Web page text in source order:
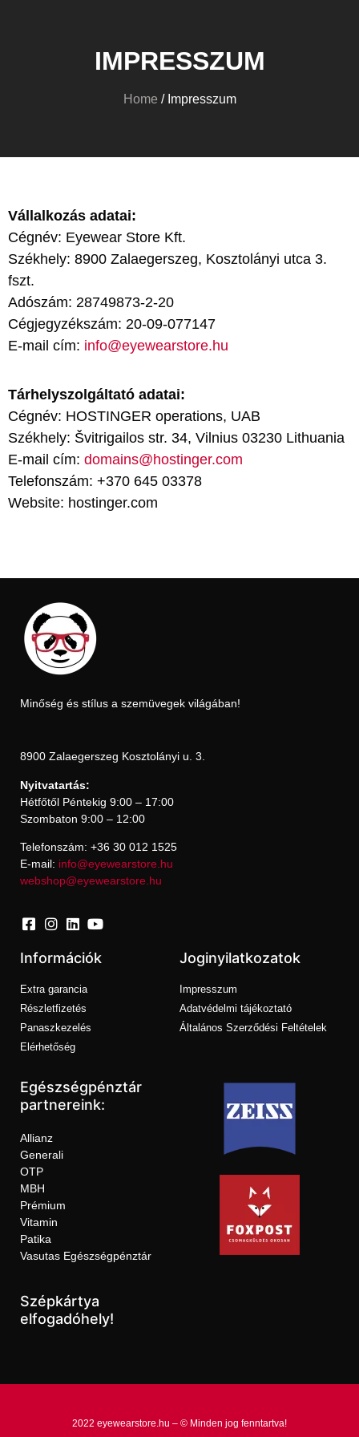
IMPRESSZUM
Home / Impresszum
Vállalkozás adatai:
Cégnév: Eyewear Store Kft.
Székhely: 8900 Zalaegerszeg, Kosztolányi utca 3.
fszt.
Adószám: 28749873-2-20
Cégjegyzékszám: 20-09-077147
E-mail cím: info@eyewearstore.hu
Tárhelyszolgáltató adatai:
Cégnév: HOSTINGER operations, UAB
Székhely: Švitrigailos str. 34, Vilnius 03230 Lithuania
E-mail cím: domains@hostinger.com
Telefonszám: +370 645 03378
Website: hostinger.com
Minőség és stílus a szemüvegek világában!
8900 Zalaegerszeg Kosztolányi u. 3.
Nyitvatartás:
Hétfőtől Péntekig 9:00 – 17:00
Szombaton 9:00 – 12:00
Telefonszám: +36 30 012 1525
E-mail: info@eyewearstore.hu
webshop@eyewearstore.hu
Információk
Extra garancia
Részletfizetés
Panaszkezelés
Elérhetőség
Joginyilatkozatok
Impresszum
Adatvédelmi tájékoztató
Általános Szerződési Feltételek
Egészségpénztár
partnereink:
Allianz
Generali
OTP
MBH
Prémium
Vitamin
Patika
Vasutas Egészségpénztár
Szépkártya
elfogadóhely!
2022 eyewearstore.hu – © Minden jog fenntartva!